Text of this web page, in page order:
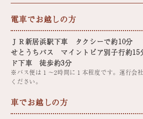
電車でお越しの方
ＪＲ新居浜駅下車 タクシーで約10分
せとうちバス マイントピア別子行約
ド下車 徒歩約3分
※バス便は１～2時間に１本程度です。運行会
ください。
車でお越しの方